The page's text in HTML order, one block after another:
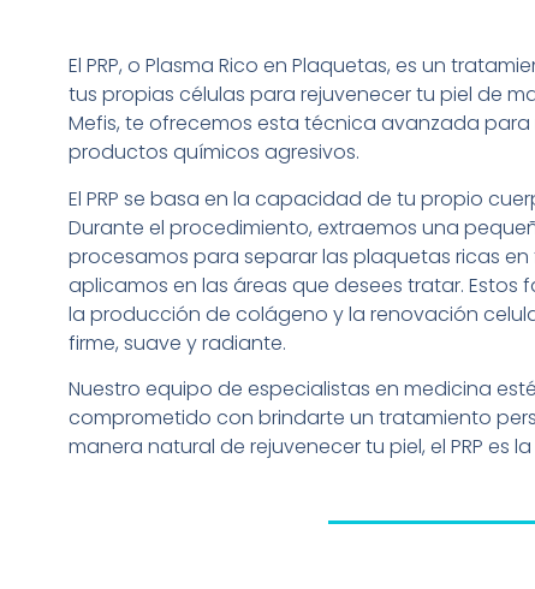
El PRP, o Plasma Rico en Plaquetas, es un
tus propias células para rejuvenecer tu piel de
Mefis, te ofrecemos esta técnica avanzada
productos químicos agresivos.
El PRP se basa en la capacidad de tu propio
Durante el procedimiento, extraemos una
procesamos para separar las plaquetas ricas
aplicamos en las áreas que desees tratar. Estos
la producción de colágeno y la renovación
firme, suave y radiante.
Nuestro equipo de especialistas en medicina
comprometido con brindarte un tratamiento
manera natural de rejuvenecer tu piel, el PRP es